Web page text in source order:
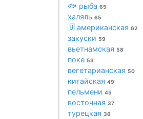
🐟 рыба 65
халяль 65
🇺 американская 62
закуски 59
вьетнамская 58
поке 53
вегетарианская 50
китайская 49
пельмени 45
восточная 37
турецкая 36